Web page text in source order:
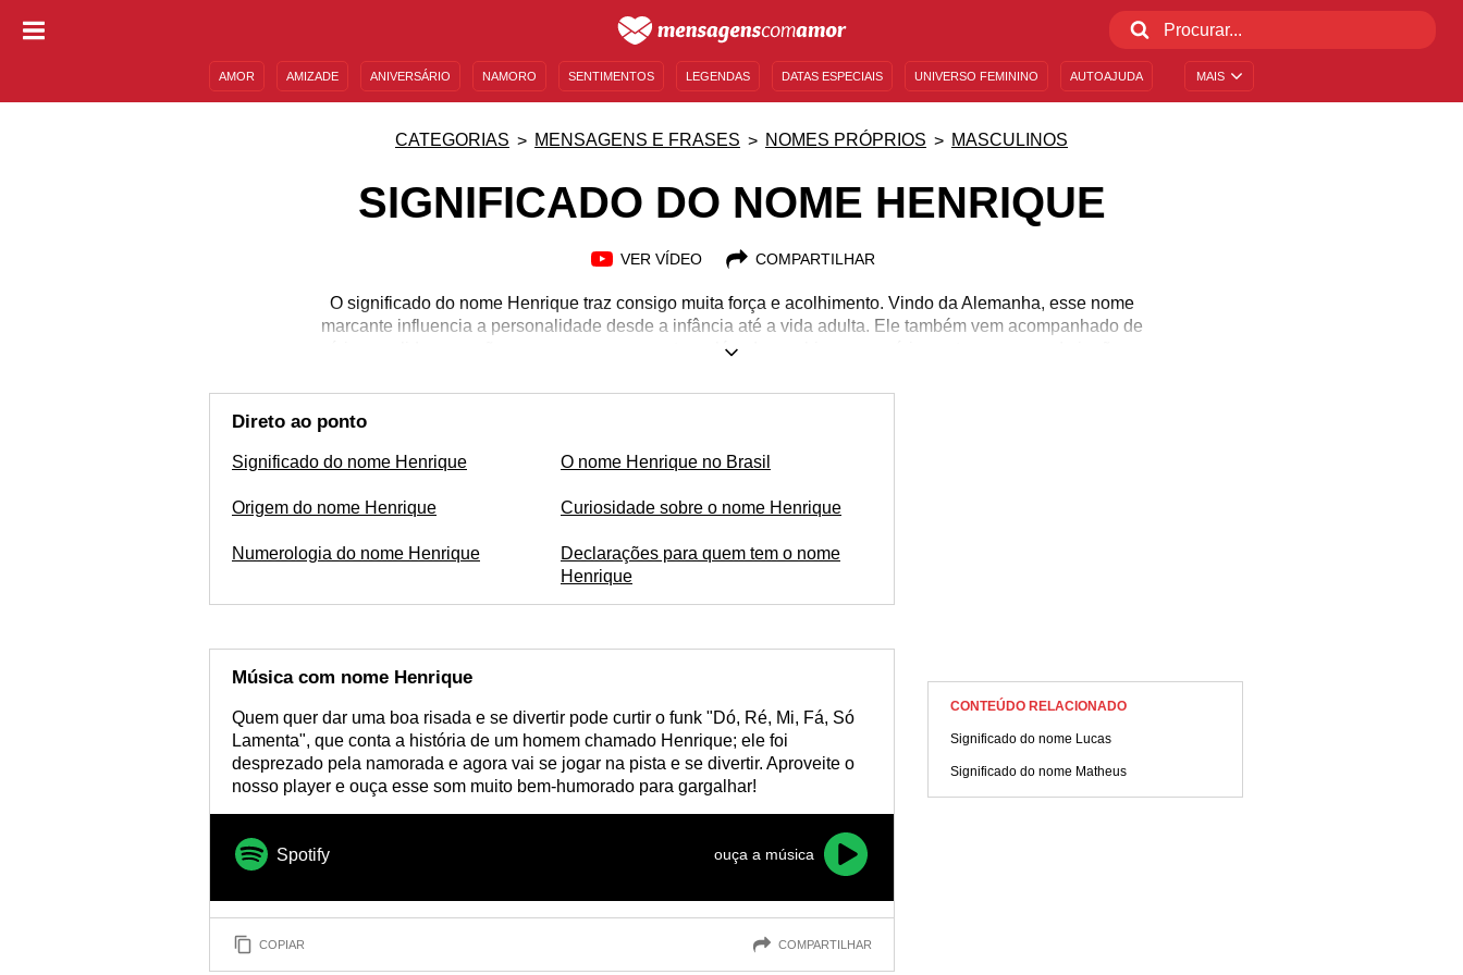
MAIS
AMOR AMIZADE ANIVERSÁRIO NAMORO SENTIMENTOS LEGENDAS DATAS ESPECIAIS UNIVERSO FEMININO AUTOAJUDA
CATEGORIAS MENSAGENS E FRASES NOMES PRÓPRIOS MASCULINOS
SIGNIFICADO DO NOME HENRIQUE
VER VÍDEO COMPARTILHAR
O significado do nome Henrique traz consigo muita força e acolhimento. Vindo da Alemanha, esse nome
marcante influencia a personalidade desde a infância até a vida adulta. Ele também vem acompanhado de
vários apelidos e opções para nomes compostos, além de combinar com vários outros no caso de irmãos e
curiosidades, as suas relações com a Numerologia e tudo o que ele carregue para a sua vida. É uma forma de
Direto ao ponto
Significado do nome Henrique
Origem do nome Henrique
Numerologia do nome Henrique
O nome Henrique no Brasil
Curiosidade sobre o nome Henrique
Declarações para quem tem o nome
Henrique
Música com nome Henrique
Quem quer dar uma boa risada e se divertir pode curtir o funk "Dó, Ré, Mi, Fá, Só
Lamenta", que conta a história de um homem chamado Henrique; ele foi
desprezado pela namorada e agora vai se jogar na pista e se divertir. Aproveite o
nosso player e ouça esse som muito bem-humorado para gargalhar!
Spotify ouça a música
COPIAR COMPARTILHAR
CONTEÚDO RELACIONADO
Significado do nome Lucas
Significado do nome Matheus